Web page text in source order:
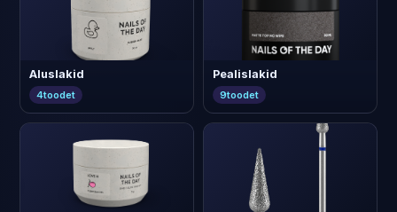
Aluslakid
4toodet
Pealislakid
9toodet